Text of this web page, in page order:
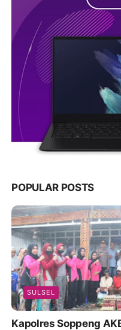
POPULAR POSTS
SULSEL
Kapolres Soppeng